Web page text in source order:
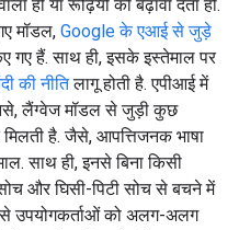
हो या रूढ़ियों को बढ़ावा देता हो.
मॉडल, Google के एआई से जुड़े
गए हैं. साथ ही, इसके इस्तेमाल पर
की नीतिलागू होती है. एपीआई में
लैंग्वेज मॉडल से जुड़ी कुछ
है. जैसे, आपत्तिजनक भाषा
साथ ही, इनसे बिना किसी
और घिसी-पिटी सोच से बचने में
से उपयोगकर्ताओं को अलग-अलग